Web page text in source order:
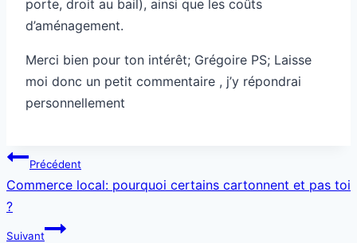
porte, droit au bail), ainsi que les coûts
d’aménagement.
Merci bien pour ton intérêt; Grégoire PS; Laisse
moi donc un petit commentaire , j’y répondrai
personnellement
Navigation
de
l’article
Précédent
Commerce local: pourquoi certains cartonnent et pas toi
?
Suivant